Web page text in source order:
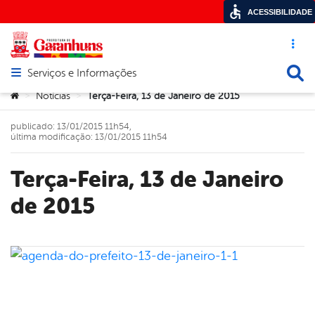
Acesso
Abrir menu principal de navegação
Serviços e Informações
Você está aqui:
> Notícias > Terça-Feira, 13 de Janeiro de 2015
Terça-Feira, 13 de Janeiro
de 2015
publicado: 13/01/2015 11h54,
última modificação: 13/01/2015 11h54
ACESSIBILIDADE